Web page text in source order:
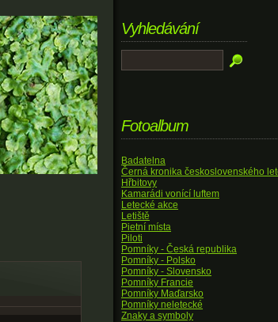
Vyhledávání
Fotoalbum
Badatelna
Černá kronika československého
Hřbitovy
Kamarádi vonící luftem
Letecké akce
Letiště
Pietní místa
Piloti
Pomníky - Česká republika
Pomníky - Polsko
Pomníky - Slovensko
Pomníky Francie
Pomníky Maďarsko
Pomníky neletecké
Znaky a symboly